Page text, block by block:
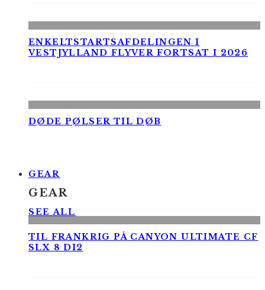
ENKELTSTARTSAFDELINGEN I
VESTJYLLAND FLYVER FORTSAT I 2026
DØDE PØLSER TIL DØB
GEAR
GEAR
SEE ALL
TIL FRANKRIG PÅ CANYON ULTIMATE CF
SLX 8 DI2